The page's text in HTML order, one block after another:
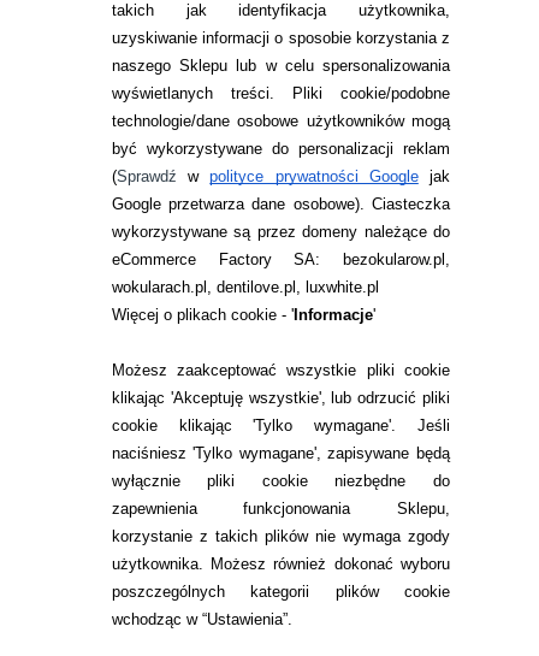
takich jak identyfikacja użytkownika,
uzyskiwanie informacji o sposobie korzystania z
naszego Sklepu lub w celu spersonalizowania
wyświetlanych treści.
Pliki cookie/podobne
technologie/dane osobowe użytkowników mogą
być wykorzystywane do personalizacji reklam
(Sprawdźwpolityce prywatności Googlejak
Google przetwarza dane osobowe). Ciasteczka
wykorzystywane są przez domeny należące do
eCommerce Factory SA: bezokularow.pl,
wokularach.pl, dentilove.pl, luxwhite.pl
Więcej o plikach cookie - 'Informacje'
Możesz zaakceptować wszystkie pliki cookie
klikając 'Akceptuję wszystkie', lub odrzucić pliki
cookie klikając 'Tylko wymagane'. Jeśli
naciśniesz 'Tylko wymagane', zapisywane będą
wyłącznie pliki cookie niezbędne do
zapewnienia funkcjonowania Sklepu,
korzystanie z takich plików nie wymaga zgody
użytkownika. Możesz również dokonać wyboru
poszczególnych kategorii plików cookie
wchodząc w “Ustawienia”.
Compatibility of Topical Artificial Tears and
Rewetting Drops with Contact Lenses[w:]
Contact Lens & Anterior Eye 2020 Oct;43(5)
B. Caffery, A. D. Pucker, N. C. Chidi-Egboka, C. Jr
Obinwanne, B. Harkness, N. A. Carnt, S.H. Liu, A.
Ng,Lubricating drops for contact lens
discomfort in adults[w:] The Cochrane
Database of Systematic Review 2024 Sep 5;9(9)
optometrysta
Monika Kyciak
Absolwentka
Politechniki
Wrocławskiej na
kierunku
Optometria oraz
wielu kursów branżowych. Specjalizuje
się w badaniu refrakcji wzroku oraz